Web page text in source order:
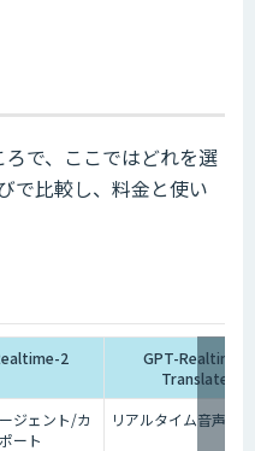
で、ここではどれを選
で比較し、料金と使い
2
GPT-Realtime-
Translate
ジェント/カ
ート
リアルタイム音声翻訳